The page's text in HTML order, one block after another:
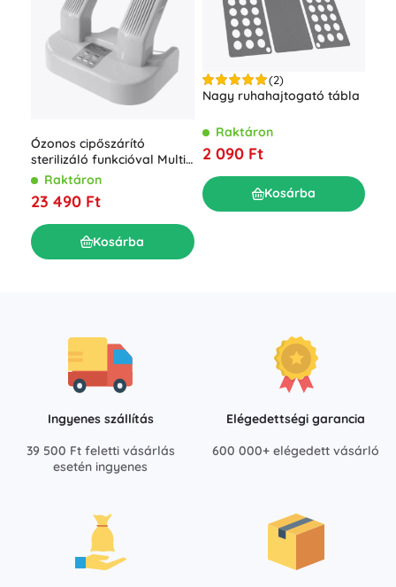
Ózonos cipőszárító
sterilizáló funkcióval Multi
Dryer Ozone Pro
Raktáron
23 490 Ft
Kosárba
(2)
Nagy ruhahajtogató tábla
Raktáron
2 090 Ft
Kosárba
Ingyenes szállítás
39 500 Ft feletti vásárlás
esetén ingyenes
Elégedettségi garancia
600 000+ elégedett vásárló